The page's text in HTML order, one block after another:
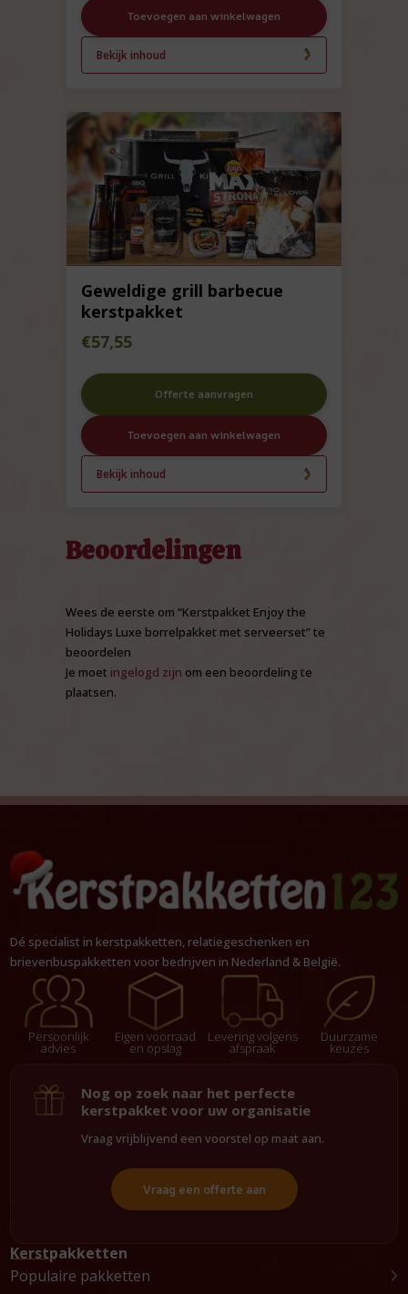
Toevoegen aan winkelwagen
Bekijk inhoud
Geweldige grill barbecue
kerstpakket
€57,55
Offerte aanvragen
Toevoegen aan winkelwagen
Bekijk inhoud
Beoordelingen
Wees de eerste om “Kerstpakket Enjoy the
Holidays Luxe borrelpakket met serveerset” te
beoordelen
Je moet ingelogd zijn om een beoordeling te
plaatsen.
Dé specialist in kerstpakketten, relatiegeschenken en
brievenbuspakketten voor bedrijven in Nederland & België.
Persoonlijk
advies
Eigen voorraad
en opslag
Levering volgens
afspraak
Duurzame
keuzes
Nog op zoek naar het perfecte
kerstpakket voor uw organisatie
Vraag vrijblijvend een voorstel op maat aan.
Vraag een offerte aan
Kerstpakketten
Populaire pakketten